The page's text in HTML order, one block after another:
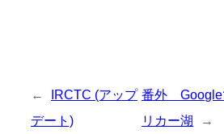
←
IRCTC (アップ
デート)
番外
リカー湖
→